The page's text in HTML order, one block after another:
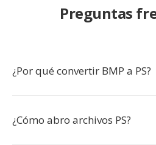
Preguntas
¿Por qué convertir BMP a PS?
¿Cómo abro archivos PS?